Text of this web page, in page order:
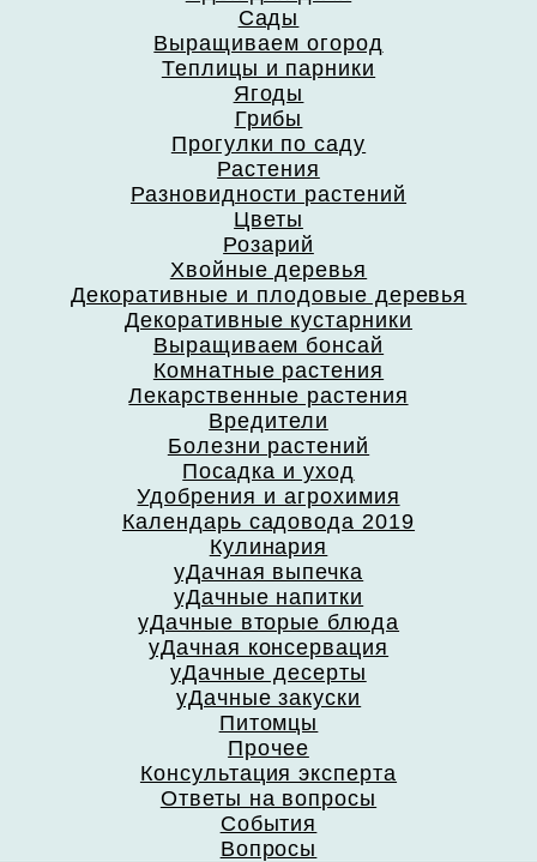
Сады
Выращиваем огород
Теплицы и парники
Ягоды
Грибы
Прогулки по саду
Растения
Разновидности растений
Цветы
Розарий
Хвойные деревья
Декоративные и плодовые деревья
Декоративные кустарники
Выращиваем бонсай
Комнатные растения
Лекарственные растения
Вредители
Болезни растений
Посадка и уход
Удобрения и агрохимия
Календарь садовода 2019
Кулинария
уДачная выпечка
уДачные напитки
уДачные вторые блюда
уДачная консервация
уДачные десерты
уДачные закуски
Питомцы
Прочее
Консультация эксперта
Ответы на вопросы
События
Вопросы